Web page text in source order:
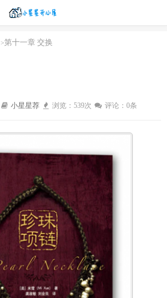
>第十一章 交换
小星星荐 浏览：539次 评论：0条